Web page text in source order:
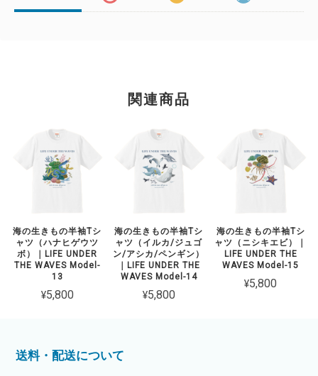
関連商品
海の生きもの半袖Tシ
ャツ（ハナヒゲウツ
ボ）｜LIFE UNDER
THE WAVES Model-
13
¥5,800
海の生きもの半袖Tシ
ャツ（イルカ/ジュゴ
ン/アシカ/ペンギン）
｜LIFE UNDER THE
WAVES Model-14
¥5,800
海の生きもの半袖Tシ
ャツ（ニシキエビ）｜
LIFE UNDER THE
WAVES Model-15
¥5,800
送料・配送について